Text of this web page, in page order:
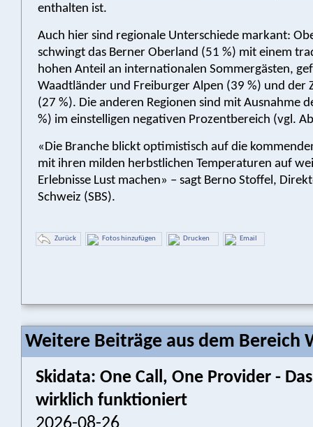
enthalten ist.
Auch hier sind regionale Unterschiede markant:
schwingt das Berner Oberland (51 %) mit einem
hohen Anteil an internationalen Sommergästen,
Waadtländer und Freiburger Alpen (39 %) und der
(27 %). Die anderen Regionen sind mit Ausnahme
%) im einstelligen negativen Prozentbereich (vgl.
«Die Branche blickt optimistisch auf die
mit ihren milden herbstlichen Temperaturen auf
Erlebnisse Lust machen» – sagt Berno Stoffel,
Schweiz (SBS).
Zurück Fotos hinzufügen Drucken Email
Weitere Beiträge aus dem Bereich
Skidata: One Call, One Provider -
wirklich funktioniert